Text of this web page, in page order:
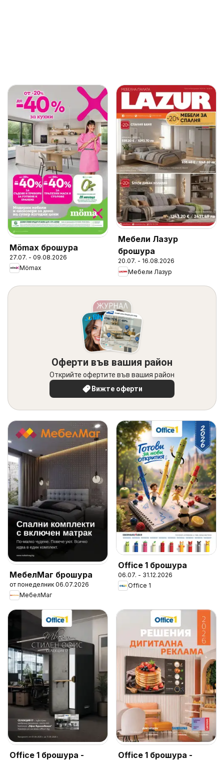
Mömax брошура
27.07. - 09.08.2026
Mömax
Мебели Лазур
брошура
20.07. - 16.08.2026
Мебели Лазур
Оферти във вашия район
Открийте офертите във вашия район
Вижте оферти
МебелМаг брошура
от понеделник 06.07.2026
МебелМаг
Office 1 брошура
06.07. - 31.12.2026
Office 1
Office 1 брошура - Office 1 брошура -